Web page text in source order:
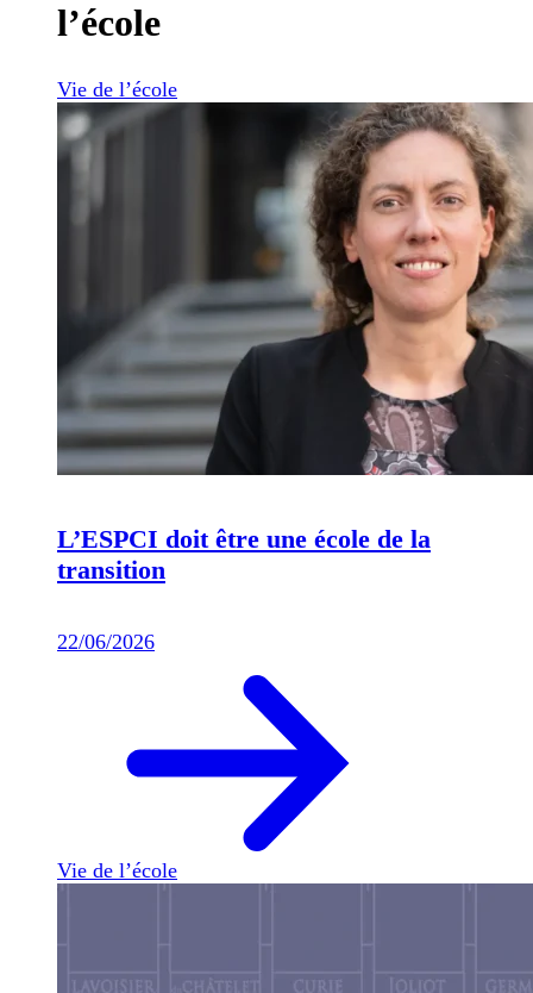
l’école
Vie de l’école
L’ESPCI doit être une école de la
transition
22/06/2026
Vie de l’école